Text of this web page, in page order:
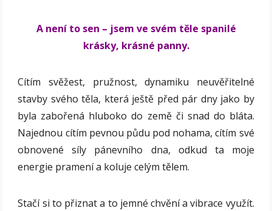
A není to sen – jsem ve svém těle spanilé
krásky, krásné panny.
Cítím svěžest, pružnost, dynamiku neuvěřitelné
stavby svého těla, která ještě před pár dny jako by
byla zabořená hluboko do země či snad do bláta.
Najednou cítím pevnou půdu pod nohama, cítím své
obnovené síly pánevního dna, odkud ta moje
energie pramení a koluje celým tělem.
Stačí si to přiznat a to jemné chvění a vibrace využít.